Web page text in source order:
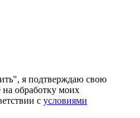
я подтверждаю свою
на обработку моих
с условиями